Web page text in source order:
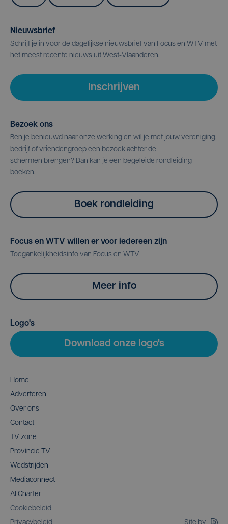
Nieuwsbrief
Schrijf je in voor de dagelijkse nieuwsbrief van Focus en WTV met
het meest recente nieuws uit West-Vlaanderen.
Inschrijven
Bezoek ons
Ben je benieuwd naar onze werking en wil je met jouw vereniging,
bedrijf of vriendengroep een bezoek achter de
schermen brengen? Dan kan je een begeleide rondleiding
boeken.
Boek rondleiding
Focus en WTV willen er voor iedereen zijn
Toegankelijkheidsinfo van Focus en WTV
Meer info
Logo's
Download onze logo's
Home
Adverteren
Over ons
Contact
TV zone
Provincie TV
Wedstrijden
Mediaconnect
AI Charter
Cookiebeleid